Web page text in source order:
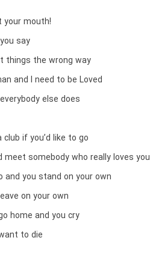
your mouth!
say
things the wrong way
and I need to be Loved
else does
club if you’d like to go
meet somebody who really loves you
and you stand on your own
on your own
home and you cry
to die